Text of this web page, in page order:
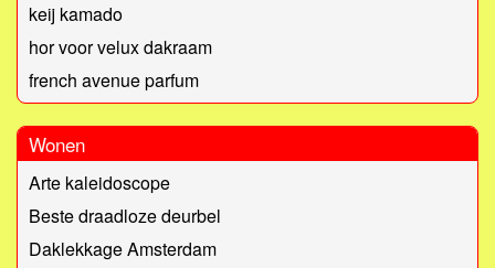
keij kamado
hor voor velux dakraam
french avenue parfum
Wonen
Arte kaleidoscope
Beste draadloze deurbel
Daklekkage Amsterdam